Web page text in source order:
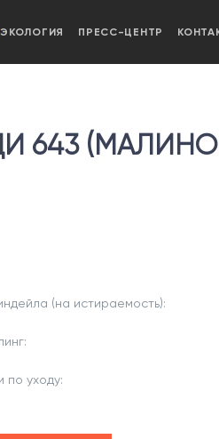
ЭКОЛОГИЯ ПРЕСС-ЦЕНТР
643
(на истираемость):
по уходу: